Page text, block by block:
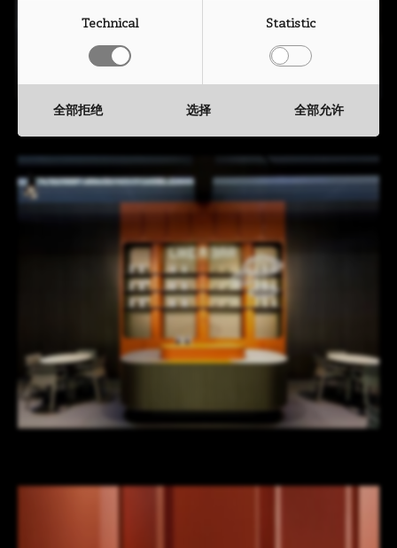
they have collected from your use of their services.
Technical Statistic
全部拒绝 选择 全部允许